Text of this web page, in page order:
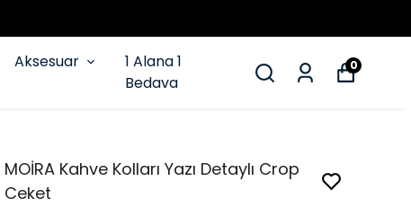
Aksesuar
1 Alana 1
Bedava
0
MOİRA Kahve Kolları Yazı Detaylı Crop
Ceket